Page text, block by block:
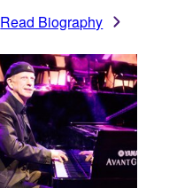
Read Biography